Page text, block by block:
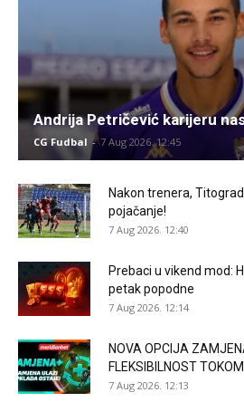
Andrija Petričević karijeru
CG Fudbal - 7 Aug 2026. 12:45
Nakon trenera,
pojačanje!
7 Aug 2026. 12:40
Prebaci u vikend mod:
petak popodne
7 Aug 2026. 12:14
NOVA OPCIJA
FLEKSIBILNOST
7 Aug 2026. 12:13